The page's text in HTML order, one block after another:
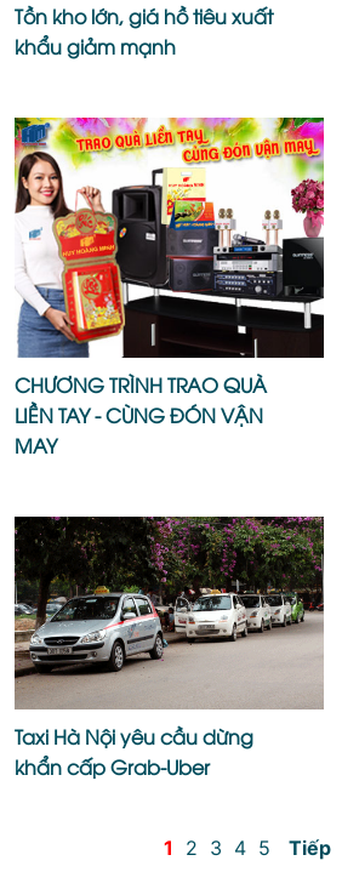
Tồn kho lớn, giá hồ tiêu xuất
khẩu giảm mạnh
CHƯƠNG TRÌNH TRAO QUÀ
LIỀN TAY - CÙNG ĐÓN VẬN
MAY
Taxi Hà Nội yêu cầu dừng
khẩn cấp Grab-Uber
1 2 3 4 5 Tiếp